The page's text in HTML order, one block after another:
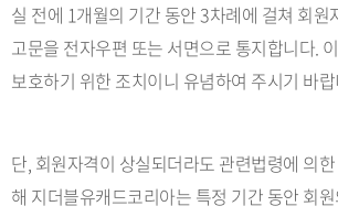
실 전에 1개월의 기간 동안 3차례에 걸쳐 회원
고문을 전자우편 또는 서면으로 통지합니다.
보호하기 위한 조치이니 유념하여 주시기 바
단, 회원자격이 상실되더라도 관련법령에 의
해 지더블유캐드코리아는 특정 기간 동안 회